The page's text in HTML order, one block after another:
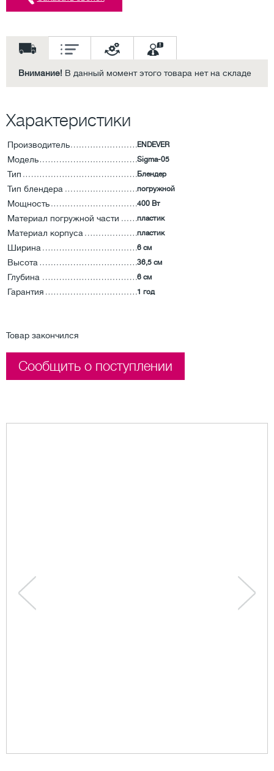
Внимание! В данный момент этого товара нет на складе
Характеристики
Производитель ENDEVER
Модель Sigma-05
Тип Блендер
Тип блендера погружной
Мощность 400 Вт
Материал погружной части пластик
Материал корпуса пластик
Ширина 6 см
Высота 36,5 см
Глубина 6 см
Гарантия 1 год
Товар закончился
Сообщить о поступлении